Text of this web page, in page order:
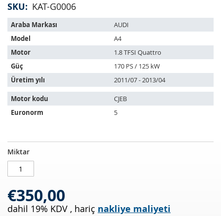
SKU KAT-G0006
Bu
ürün
aşağıdaki
araçlara
uyar:
Araba Markası
AUDI
Model
A4
Motor
1.8 TFSI Quattro
Güç
170 PS / 125 kW
Üretim yılı
2011/07 - 2013/04
Motor kodu
CJEB
Euronorm
5
Katalizör
AUDI
TFSI
Quattro
(8ECB8)
STOKTA
MEVCUT
Miktar
€350,00
dahil 19% KDV , hariç nakliye maliyeti